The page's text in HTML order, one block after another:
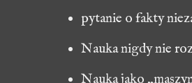
pytanie o fakty
Nauka nigdy nie
Nauka jako